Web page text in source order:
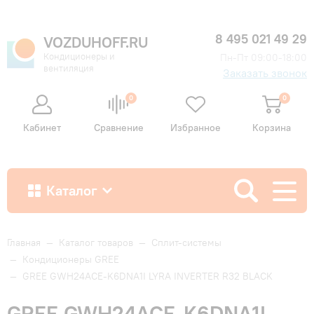
VOZDUHOFF.RU
Кондиционеры и
вентиляция
8 495 021 49 29
Заказать звонок
Кабинет
0
Сравнение Избранное
0
Корзина
Каталог
Как купить
Доставка и оплата
Главная — Каталог товаров — Сплит-системы
— Кондиционеры GREE
— GREE GWH24ACE-K6DNA1I LYRA INVERTER R32 BLACK